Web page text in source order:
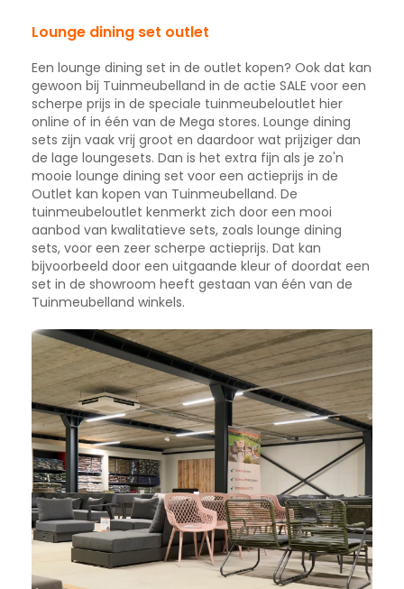
Lounge dining set outlet
Een lounge dining set in de outlet kopen? Ook dat kan
gewoon bij Tuinmeubelland in de actie SALE voor een
scherpe prijs in de speciale tuinmeubeloutlet hier
online of in één van de Mega stores. Lounge dining
sets zijn vaak vrij groot en daardoor wat prijziger dan
de lage loungesets. Dan is het extra fijn als je zo'n
mooie lounge dining set voor een actieprijs in de
Outlet kan kopen van Tuinmeubelland. De
tuinmeubeloutlet kenmerkt zich door een mooi
aanbod van kwalitatieve sets, zoals lounge dining
sets, voor een zeer scherpe actieprijs. Dat kan
bijvoorbeeld door een uitgaande kleur of doordat een
set in de showroom heeft gestaan van één van de
Tuinmeubelland winkels.